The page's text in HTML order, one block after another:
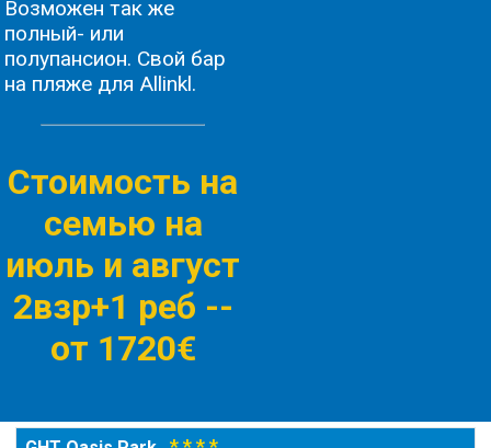
Возможен так же
полный- или
полупансион. Свой бар
на пляже для Allinkl.
Стоимость на
семью на
июль и август
2взр+1 реб --
от 1720€